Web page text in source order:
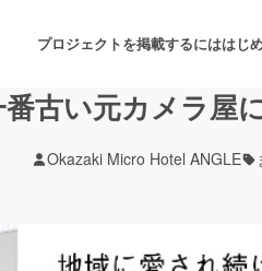
プロジェクトを掲載するにははじ
古い元カメラ屋
Okazaki Micro Hotel ANGLE